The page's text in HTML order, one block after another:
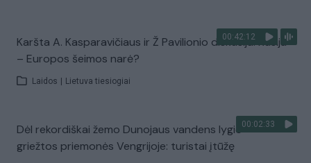
00:42:12
Karšta A. Kasparavičiaus ir Ž Pavilionio diskusija: Rusija
– Europos šeimos narė?
Laidos Lietuva tiesiogiai
00:02:33
Dėl rekordiškai žemo Dunojaus vandens lygio –
griežtos priemonės Vengrijoje: turistai įtūžę